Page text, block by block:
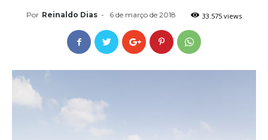
Por Reinaldo Dias - 6 de março de 2018 33.575 views